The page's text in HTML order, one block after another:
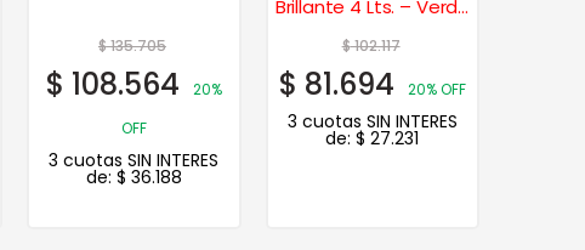
$135.705
$ 108.564
20%
OFF
3 cuotas SIN INTERES
de: $ 36.188
Brillante 4 Lts. – Verde
$102.117
$ 81.694 20% OFF
3 cuotas SIN INTERES
de:$ 27.231